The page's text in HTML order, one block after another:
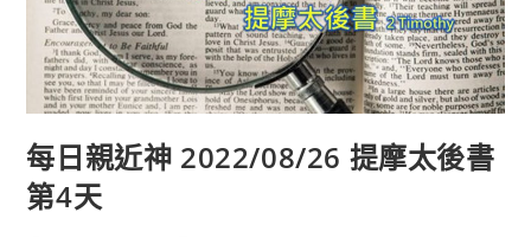
每日親近神 2022/08/26 提摩太後書
第4天